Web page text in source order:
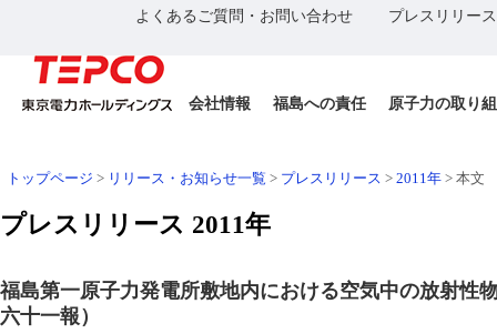
よくあるご質問・お問い合わせ プレスリリー
会社情報 福島への責任 原子力の取り
トップページ > リリース・お知らせ一覧 > プレスリリース > 2011年 > 本文
プレスリリース 2011年
福島第一原子力発電所敷地内における空気中の放射性
六十一報）